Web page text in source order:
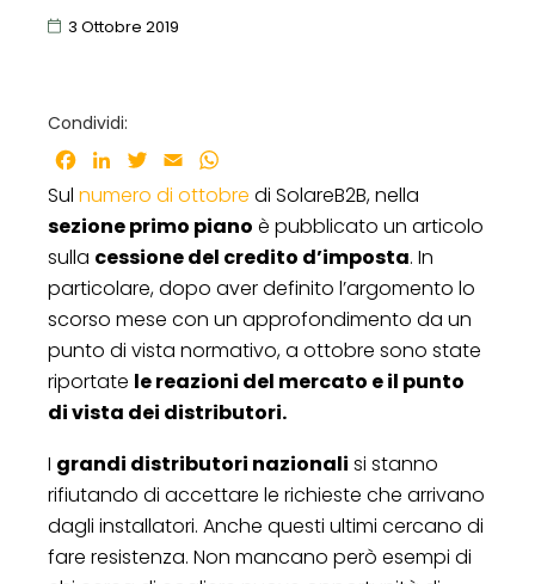
3 Ottobre 2019
Condividi:
Facebook
LinkedInTwitter
Email
Sul numero di ottobre di SolareB2B, nella
sezione primo piano è pubblicato un articolo
sulla cessione del credito d’imposta. In
particolare, dopo aver definito l’argomento lo
scorso mese con un approfondimento da un
punto di vista normativo, a ottobre sono state
riportate le reazioni del mercato e il punto
di vista dei distributori.
I grandi distributori nazionali si stanno
rifiutando di accettare le richieste che arrivano
dagli installatori. Anche questi ultimi cercano di
fare resistenza. Non mancano però esempi di